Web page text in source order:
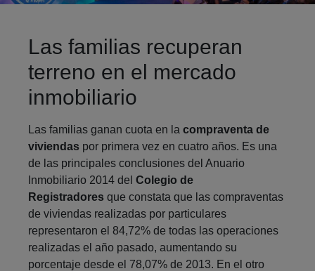
Las familias recuperan
terreno en el mercado
inmobiliario
Las familias ganan cuota en la compraventa de
viviendas por primera vez en cuatro años. Es una
de las principales conclusiones del Anuario
Inmobiliario 2014 del Colegio de
Registradores que constata que las compraventas
de viviendas realizadas por particulares
representaron el 84,72% de todas las operaciones
realizadas el año pasado, aumentando su
porcentaje desde el 78,07% de 2013. En el otro